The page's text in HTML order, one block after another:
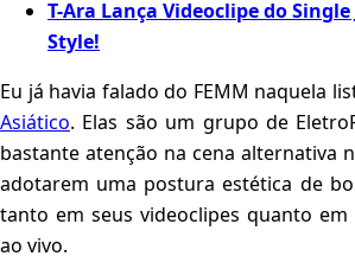
T-Ara Lança Videoclipe do
Style!
Eu já havia falado do FEMM naquela
Asiático. Elas são um grupo de
bastante atenção na cena alternativa
adotarem uma postura estética de
tanto em seus videoclipes quanto
ao vivo.